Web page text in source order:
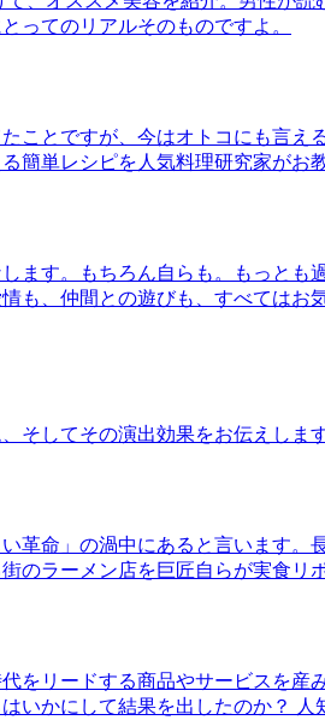
ってのリアルそのものですよ。
ことですが、今はオトコにも言
簡単レシピを人気料理研究家がお
ます。もちろん自らも。もっと
、仲間との遊びも、すべてはお
そしてその演出効果をお伝えします
革命」の渦中にあると言います
のラーメン店を巨匠自らが実食リ
をリードする商品やサービスを
いかにして結果を出したのか？